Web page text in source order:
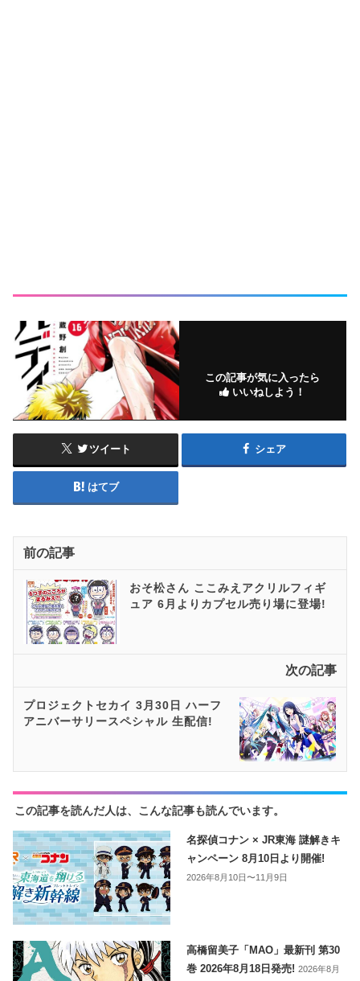
この記事が気に入ったら
いいねしよう！
ツイート シェア
はてブ
前の記事
おそ松さん ここみえアクリルフィギ
ュア 6月よりカプセル売り場に登場!
次の記事
プロジェクトセカイ 3月30日 ハーフ
アニバーサリースペシャル 生配信!
この記事を読んだ人は、こんな記事も読んでいます。
名探偵コナン × JR東海 謎解きキ
ャンペーン 8月10日より開催!
2026年8月10日〜11月9日
高橋留美子「MAO」最新刊 第30
巻 2026年8月18日発売!2026年8月